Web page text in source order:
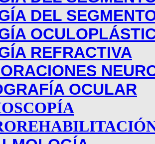
DEL
REFRACTIVA
OCULAR